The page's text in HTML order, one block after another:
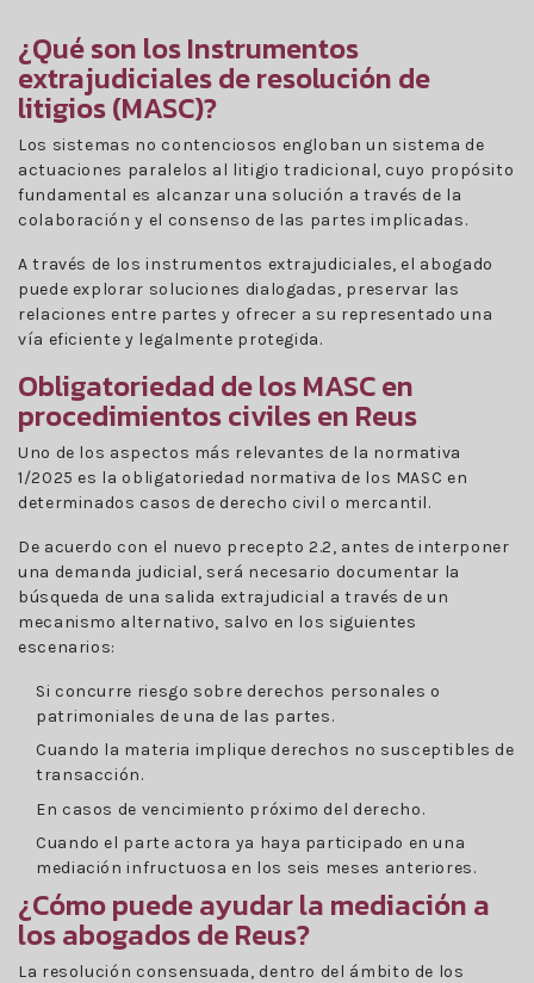
¿Qué son los Instrumentos
extrajudiciales de resolución de
litigios (MASC)?
Los sistemas no contenciosos engloban un sistema de
actuaciones paralelos al litigio tradicional, cuyo propósito
fundamental es alcanzar una solución a través de la
colaboración y el consenso de las partes implicadas.
A través de los instrumentos extrajudiciales, el abogado
puede explorar soluciones dialogadas, preservar las
relaciones entre partes y ofrecer a su representado una
vía eficiente y legalmente protegida.
Obligatoriedad de los MASC en
procedimientos civiles en Reus
Uno de los aspectos más relevantes de la normativa
1/2025 es la obligatoriedad normativa de los MASC en
determinados casos de derecho civil o mercantil.
De acuerdo con el nuevo precepto 2.2, antes de interponer
una demanda judicial, será necesario documentar la
búsqueda de una salida extrajudicial a través de un
mecanismo alternativo, salvo en los siguientes
escenarios:
Si concurre riesgo sobre derechos personales o
patrimoniales de una de las partes.
Cuando la materia implique derechos no susceptibles de
transacción.
En casos de vencimiento próximo del derecho.
Cuando el parte actora ya haya participado en una
mediación infructuosa en los seis meses anteriores.
¿Cómo puede ayudar la mediación a
los abogados de Reus?
La resolución consensuada, dentro del ámbito de los